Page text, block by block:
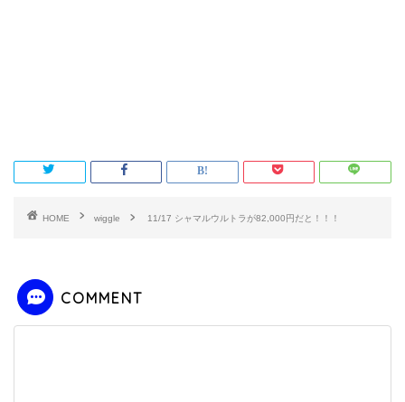
HOME wiggle 11/17 シャマルウルトラが82,000円だと！！！
COMMENT